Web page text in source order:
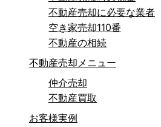
不動産売却に必要な業者
空き家売却110番
不動産の相続
不動産売却メニュー
仲介売却
不動産買取
お客様実例